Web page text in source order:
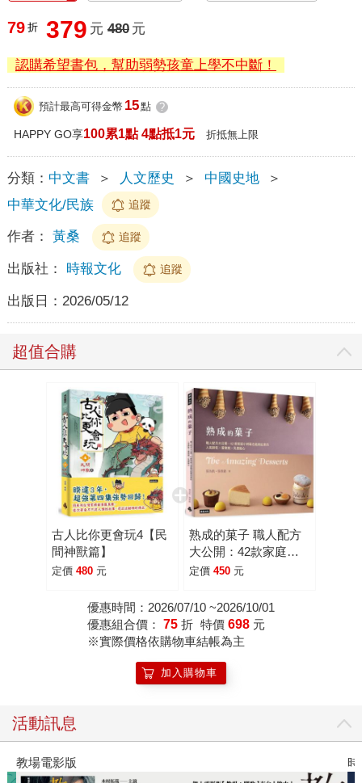
79 折 379 元 480 元
認購希望書包，幫助弱勢孩童上學不中斷！
預計最高可得金幣 15點 ?
HAPPY GO享100累1點 4點抵1元 折抵無上限
分類： 中文書 ＞ 人文歷史 ＞ 中國史地
＞
中華文化/民族
追蹤
作者： 黃桑 追蹤
出版社： 時報文化 追蹤
出版日： 2026/05/12
超值合購
古人比你更會玩4【民
間神獸篇】
定價 480 元
熟成的菓子 職人配方
大公開：42款家庭小
烤箱也能做出來的人氣
心
定價 450 元
優惠時間：2026/07/10 ~2026/10/01
優惠組合價： 75 折 特價 698 元
※實際價格依購物車結帳為主
加入購物車
活動訊息
教場電影版 時